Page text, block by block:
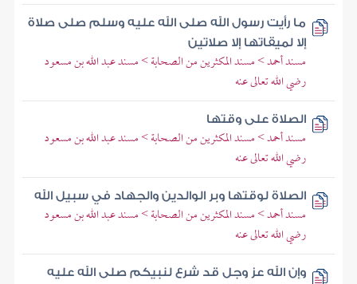
ما رأيت رسول الله صلى الله عليه وسلم صلى صلاة
إلا لميقاتها إلا صلاتين
مسند أحمد > مسند المكثرين من الصحابة > مسند عبد الله بن مسعود
رضي الله تعالى عنه
الصلاة على وقتها
مسند أحمد > مسند المكثرين من الصحابة > مسند عبد الله بن مسعود
رضي الله تعالى عنه
الصلاة لوقتها وبر الوالدين والجهاد في سبيل الله
مسند أحمد > مسند المكثرين من الصحابة > مسند عبد الله بن مسعود
رضي الله تعالى عنه
وإن الله عز وجل قد شرع لنبيكم صلى الله عليه